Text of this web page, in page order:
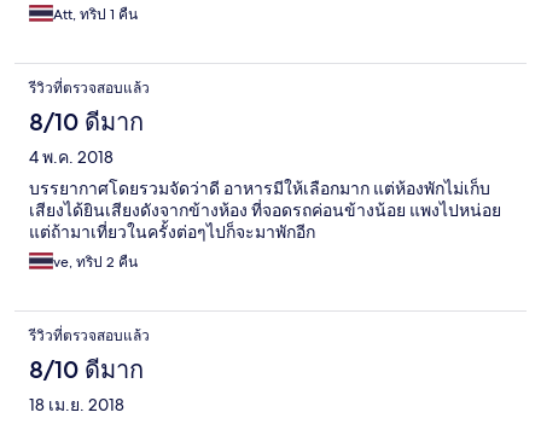
Att, ทริป 1 คืน
รีวิวที่ตรวจสอบแล้ว
8/10 ดีมาก
4 พ.ค. 2018
บรรยากาศโดยรวมจัดว่าดี อาหารมีให้เลือกมาก แต่ห้องพักไม่เก็บ
เสียงได้ยินเสียงดังจากข้างห้อง ที่จอดรถค่อนข้างน้อย แพงไปหน่อย
แต่ถ้ามาเที่ยวในครั้งต่อๆไปก็จะมาพักอีก
ve, ทริป 2 คืน
รีวิวที่ตรวจสอบแล้ว
8/10 ดีมาก
18 เม.ย. 2018